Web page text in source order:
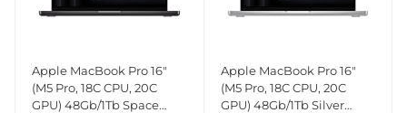
Apple MacBook Pro 16"
(M5 Pro, 18C CPU, 20C
GPU) 48Gb/1Tb Space
Apple MacBook Pro 16"
(M5 Pro, 18C CPU, 20C
GPU) 48Gb/1Tb Silver